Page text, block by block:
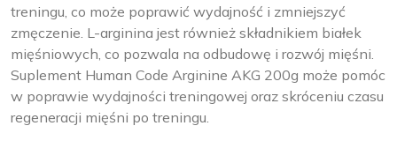
treningu, co może poprawić wydajność i zmniejszyć
zmęczenie. L-arginina jest również składnikiem białek
mięśniowych, co pozwala na odbudowę i rozwój mięśni.
Suplement Human Code Arginine AKG 200g może pomóc
w poprawie wydajności treningowej oraz skróceniu czasu
regeneracji mięśni po treningu.